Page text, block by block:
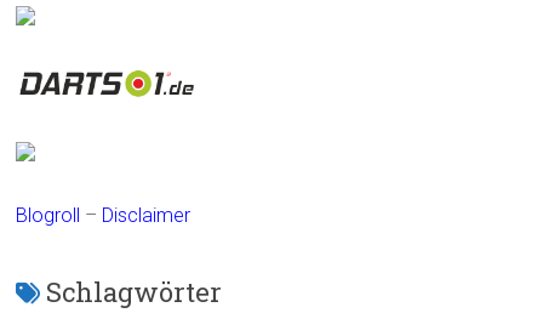
Blogroll – Disclaimer
Schlagwörter